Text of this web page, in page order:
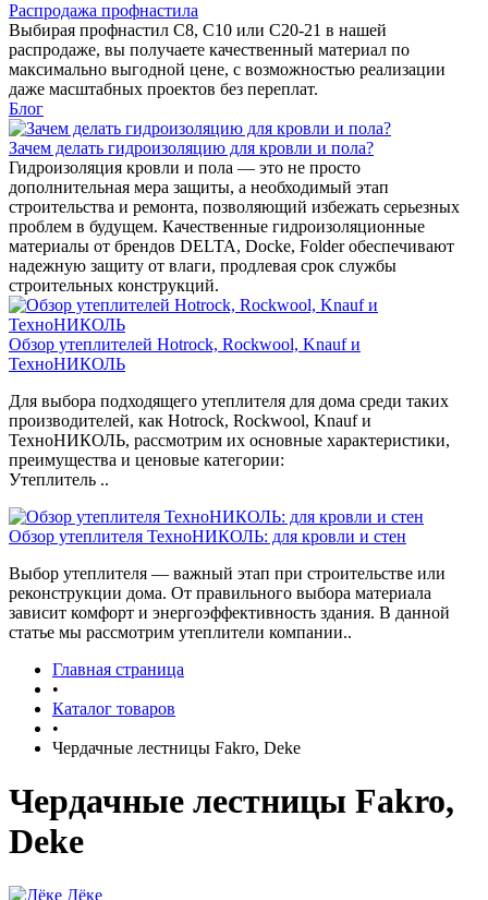
Распродажа профнастила
Выбирая профнастил C8, C10 или C20-21 в нашей
распродаже, вы получаете качественный материал по
максимально выгодной цене, с возможностью реализации
даже масштабных проектов без переплат.
Блог
Зачем делать гидроизоляцию для кровли и пола?
Гидроизоляция кровли и пола — это не просто
дополнительная мера защиты, а необходимый этап
строительства и ремонта, позволяющий избежать серьезных
проблем в будущем. Качественные гидроизоляционные
материалы от брендов DELTA, Docke, Folder обеспечивают
надежную защиту от влаги, продлевая срок службы
строительных конструкций.
Обзор утеплителей Hotrock, Rockwool, Knauf и
ТехноНИКОЛЬ
Для выбора подходящего утеплителя для дома среди таких
производителей, как Hotrock, Rockwool, Knauf и
ТехноНИКОЛЬ, рассмотрим их основные характеристики,
преимущества и ценовые категории:
Утеплитель ..
Обзор утеплителя ТехноНИКОЛЬ: для кровли и стен
Выбор утеплителя — важный этап при строительстве или
реконструкции дома. От правильного выбора материала
зависит комфорт и энергоэффективность здания. В данной
статье мы рассмотрим утеплители компании..
Главная страница
•
Каталог товаров
•
Чердачные лестницы Fakro, Deke
Чердачные лестницы Fakro,
Deke
Дёке